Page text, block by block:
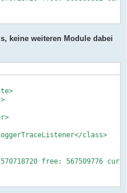
keine weiteren Module dabei
class>
free: 567509776 cur: